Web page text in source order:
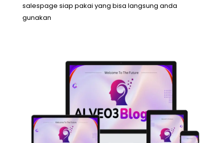
salespage siap pakai yang bisa langsung anda
gunakan